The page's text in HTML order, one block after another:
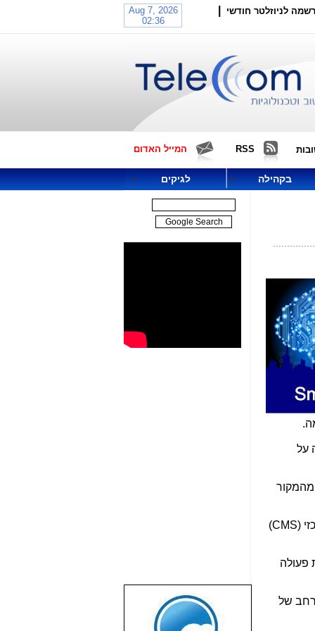
לניוזלטר חודשי
RSS המייל האדום
בקהילה לגיקים
על
(
CMS
)
פעולה
של
שבוע טוב לכל
הגולשים באשר